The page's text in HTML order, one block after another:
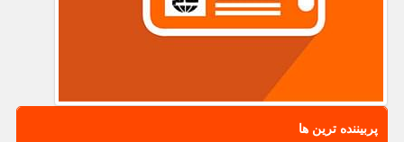
پربیننده ترین ها